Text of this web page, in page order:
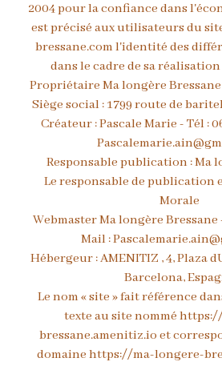
2004 pour la confiance dans
est précisé aux utilisateurs du
bressane.com l'identité des
dans le cadre de sa
Propriétaire Ma longère Bressane
Siège social : 1799 route de
Créateur : Pascale Marie - Tél :
Responsable publication : Ma
Le responsable de publication
Morale
Webmaster Ma longère Bressane
Mail :
Hébergeur : AMENITIZ , 4, Plaza
Barcelona,
Le nom « site » fait référence
texte au site nommé
bressane.amenitiz.io et
domaine https://ma-longere-